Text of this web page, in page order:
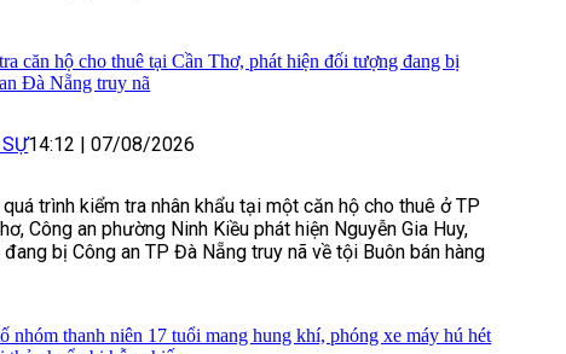
căn hộ cho thuê tại Cần Thơ, phát hiện đối tượng đang bị
Đà Nẵng truy nã
14:12 | 07/08/2026
quá trình kiểm tra nhân khẩu tại một căn hộ cho thuê ở TP
Công an phường Ninh Kiều phát hiện Nguyễn Gia Huy,
bị Công an TP Đà Nẵng truy nã về tội Buôn bán hàng
nhóm thanh niên 17 tuổi mang hung khí, phóng xe máy hú hét